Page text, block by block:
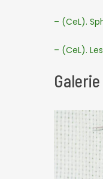
– (CeL).
– (CeL).